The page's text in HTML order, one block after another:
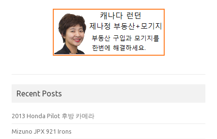
Recent Posts
2013 Honda Pilot 후방 카메라
Mizuno JPX 921 Irons